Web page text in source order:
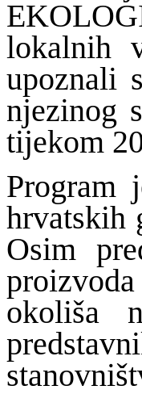
lokalnih
upoznali
njezinog
tijekom
Program
hrvatskih
Osim
okoliša